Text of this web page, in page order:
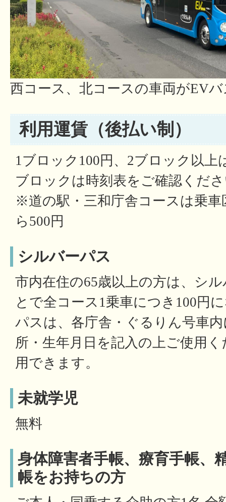
西コース、北コースの車両がEV
利用運賃（後払い制）
1ブロック100円、2ブロック以上
ブロックは時刻表をご確認くだ
※道の駅・三和庁舎コースは乗車
ら500円
シルバーパス
市内在住の65歳以上の方は、シ
とで全コース1乗車につき100円
パスは、各庁舎・ぐるりん号車
所・生年月日を記入の上ご使用
用できます。
未就学児
無料
身体障害者手帳、療育手帳、
帳をお持ちの方